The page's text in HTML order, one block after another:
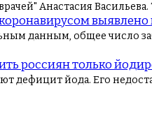
Анастасия
данным, общее число
россиян только
дефицит йода. Его